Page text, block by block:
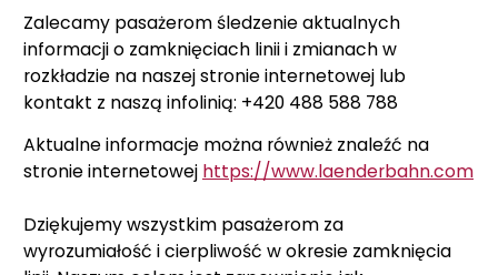
Zalecamy pasażerom śledzenie aktualnych
informacji o zamknięciach linii i zmianach w
rozkładzie na naszej stronie internetowej lub
kontakt z naszą infolinią: +420 488 588 788
Aktualne informacje można również znaleźć na
stronie internetowej https://www.laenderbahn.com
Dziękujemy wszystkim pasażerom za
wyrozumiałość i cierpliwość w okresie zamknięcia